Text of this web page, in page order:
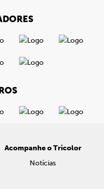
Acompanhe o Tricolor
Notícias